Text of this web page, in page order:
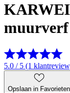
muurverf
5.0 / 5 (1
Opslaan in Favorieten